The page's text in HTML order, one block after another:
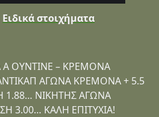
Ειδικά στοιχήματα
A ΟΥΝΤΙΝΕ – ΚΡΕΜΟΝΑ
ΑΓΩΝΑ ΚΡΕΜΟΝΑ + 5.5
ΝΙΚΗΤΗΣ ΑΓΩΝΑ
3.00… ΚΑΛΗ ΕΠΙΤΥΧΙΑ!